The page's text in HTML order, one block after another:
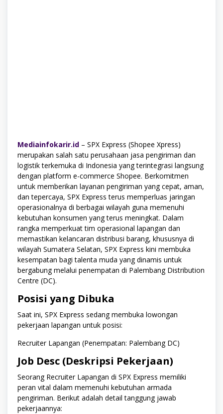
Mediainfokarir.id – SPX Express (Shopee Xpress)
merupakan salah satu perusahaan jasa pengiriman dan
logistik terkemuka di Indonesia yang terintegrasi langsung
dengan platform e-commerce Shopee. Berkomitmen
untuk memberikan layanan pengiriman yang cepat, aman,
dan tepercaya, SPX Express terus memperluas jaringan
operasionalnya di berbagai wilayah guna memenuhi
kebutuhan konsumen yang terus meningkat. Dalam
rangka memperkuat tim operasional lapangan dan
memastikan kelancaran distribusi barang, khususnya di
wilayah Sumatera Selatan, SPX Express kini membuka
kesempatan bagi talenta muda yang dinamis untuk
bergabung melalui penempatan di Palembang Distribution
Centre (DC).
Posisi yang Dibuka
Saat ini, SPX Express sedang membuka lowongan
pekerjaan lapangan untuk posisi:
Recruiter Lapangan (Penempatan: Palembang DC)
Job Desc (Deskripsi Pekerjaan)
Seorang Recruiter Lapangan di SPX Express memiliki
peran vital dalam memenuhi kebutuhan armada
pengiriman. Berikut adalah detail tanggung jawab
pekerjaannya: